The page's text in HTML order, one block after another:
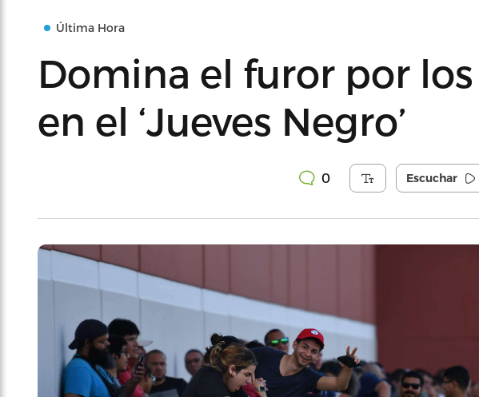
Última Hora
Domina el furor por
en el ‘Jueves Negro’
0 Escuchar